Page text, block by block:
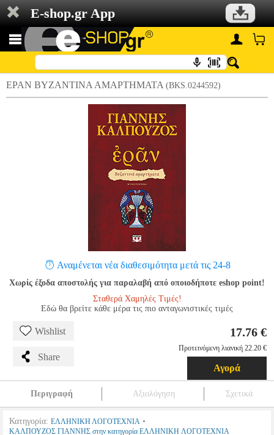
E-shop.gr App
ΕΡΑΝ ΒΥΖΑΝΤΙΝΑ ΑΜΑΡΤΗΜΑΤΑ (BKS.0244592)
Αναμένεται νέα διαθεσιμότητα μετά τις 24-8
Χωρίς έξοδα αποστολής για παραλαβή από οποιοδήποτε eshop point!
Σταθερά Χαμηλές Τιμές!
Εδώ θα βρείτε κάθε μέρα τις πιο ανταγωνιστικές τιμές
Wishlist
Share
17.76 €
Προτεινόμενη λιανική 22.20 €
Αγορά
Περιγραφή Αξιολόγηση Σχετικά
Κατηγορία: ΕΛΛΗΝΙΚΗ ΛΟΓΟΤΕΧΝΙΑ •
ΚΑΛΠΟΥΖΟΣ ΓΙΑΝΝΗΣ στην κατηγορία ΕΛΛΗΝΙΚΗ ΛΟΓΟΤΕΧΝΙΑ